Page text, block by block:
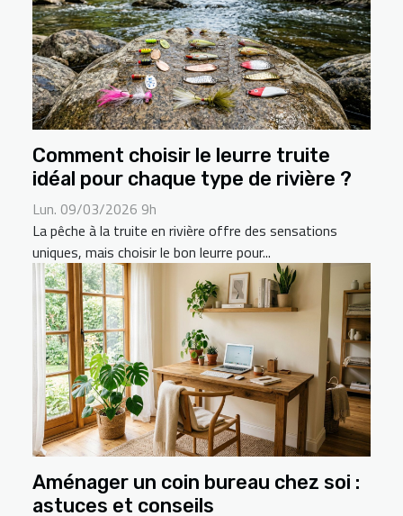
Comment choisir le leurre truite
idéal pour chaque type de rivière ?
Lun. 09/03/2026 9h
La pêche à la truite en rivière offre des sensations
uniques, mais choisir le bon leurre pour...
Aménager un coin bureau chez soi :
astuces et conseils